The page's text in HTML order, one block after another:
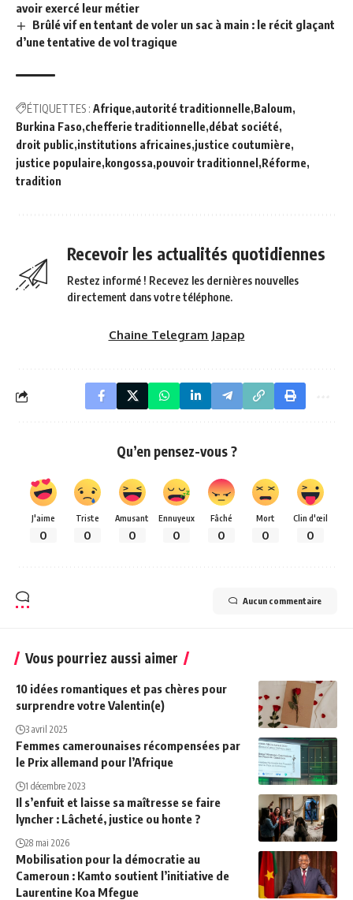
avoir exercé leur métier
Brûlé vif en tentant de voler un sac à main : le récit glaçant
d’une tentative de vol tragique
ÉTIQUETTES : Afrique autorité traditionnelle Baloum
Burkina Faso chefferie traditionnelle débat société
droit public institutions africaines justice coutumière
justice populaire kongossa pouvoir traditionnel Réforme
tradition
Recevoir les actualités quotidiennes
Restez informé ! Recevez les dernières nouvelles
directement dans votre téléphone.
Chaine Telegram Japap
Qu’en pensez-vous ?
J'aime
0
Triste
0
Amusant
0
Ennuyeux
0
Fâché
0
Mort
0
Clin d'œil
0
Aucun commentaire
Vous pourriez aussi aimer
10 idées romantiques et pas chères pour
surprendre votre Valentin(e)
3 avril 2025
Femmes camerounaises récompensées par
le Prix allemand pour l’Afrique
1 décembre 2023
Il s’enfuit et laisse sa maîtresse se faire
lyncher : Lâcheté, justice ou honte ?
28 mai 2026
Mobilisation pour la démocratie au
Cameroun : Kamto soutient l’initiative de
Laurentine Koa Mfegue